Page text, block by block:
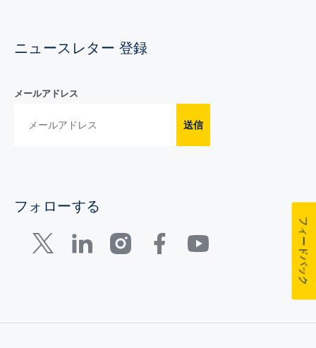
ニュースレター 登録
メールアドレス
送信
フォローする
フィードバック